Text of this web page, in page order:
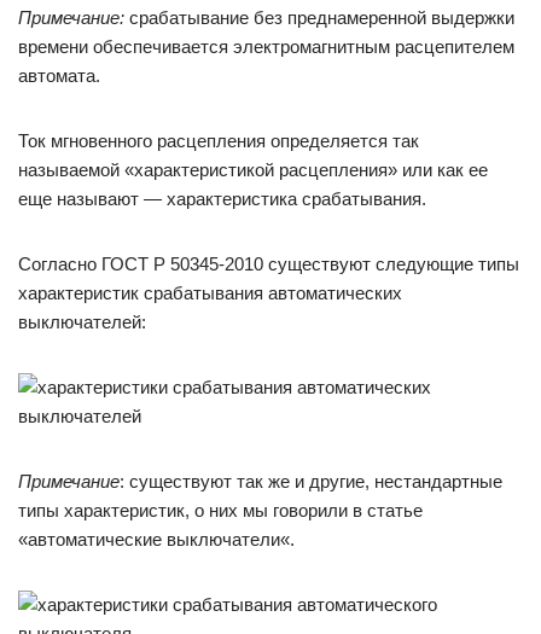
Примечание: срабатывание без преднамеренной выдержки
времени обеспечивается электромагнитным расцепителем
автомата.
Ток мгновенного расцепления определяется так
называемой «характеристикой расцепления» или как ее
еще называют — характеристика срабатывания.
Согласно ГОСТ Р 50345-2010 существуют следующие типы
характеристик срабатывания автоматических
выключателей:
Примечание: существуют так же и другие, нестандартные
типы характеристик, о них мы говорили в статье
«автоматические выключатели«.